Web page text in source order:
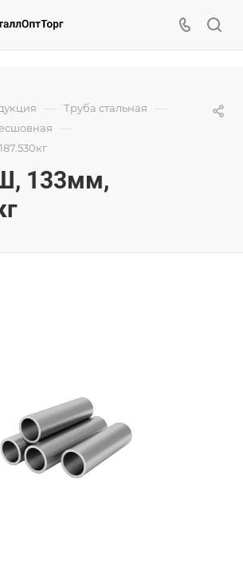
— Труба стальная —
—
133мм,